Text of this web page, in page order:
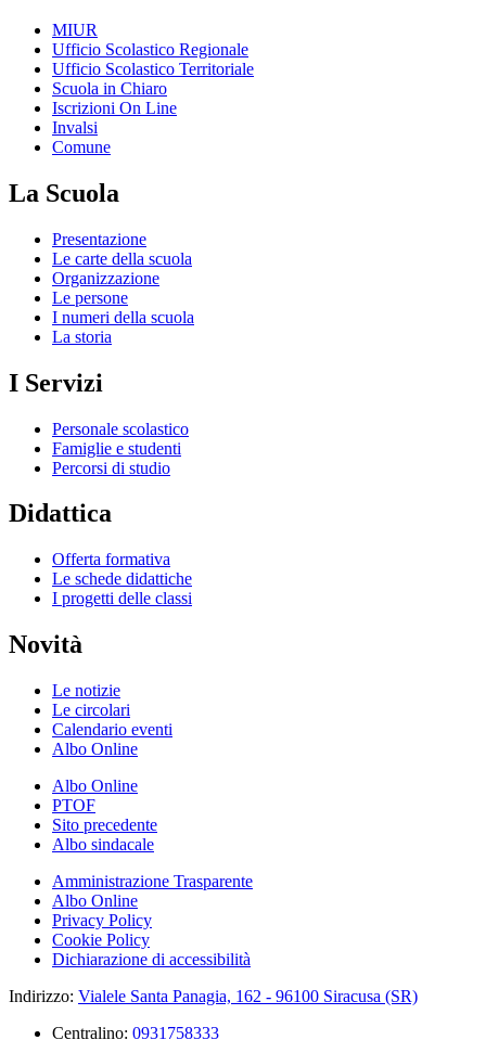
MIUR
Ufficio Scolastico Regionale
Ufficio Scolastico Territoriale
Scuola in Chiaro
Iscrizioni On Line
Invalsi
Comune
La Scuola
Presentazione
Le carte della scuola
Organizzazione
Le persone
I numeri della scuola
La storia
I Servizi
Personale scolastico
Famiglie e studenti
Percorsi di studio
Didattica
Offerta formativa
Le schede didattiche
I progetti delle classi
Novità
Le notizie
Le circolari
Calendario eventi
Albo Online
Albo Online
PTOF
Sito precedente
Albo sindacale
Amministrazione Trasparente
Albo Online
Privacy Policy
Cookie Policy
Dichiarazione di accessibilità
Indirizzo: Vialele Santa Panagia, 162 - 96100 Siracusa (SR)
Centralino: 0931758333